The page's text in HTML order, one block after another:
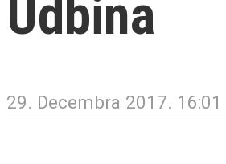
Udbina
29. Decembra 2017. 16:01